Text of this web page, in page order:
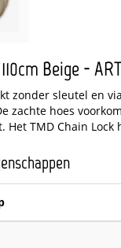
Beige -
zonder sleutel en
zachte hoes
Het TMD Chain